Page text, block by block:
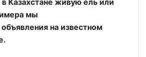
Казахстане живую ель или
мы
на известном